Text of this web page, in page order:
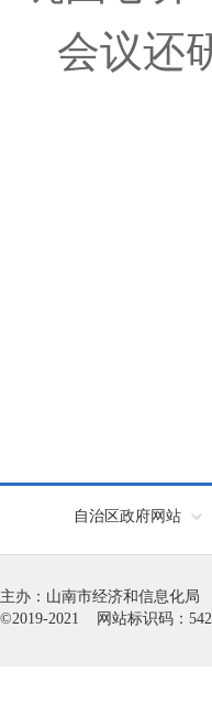
会议还
自治区政府网站
主办：山南市经济和信息化
©2019-2021 网站标识码：